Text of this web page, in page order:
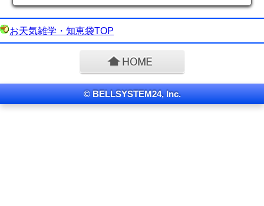
お天気雑学・知恵袋TOP
© BELLSYSTEM24, Inc.